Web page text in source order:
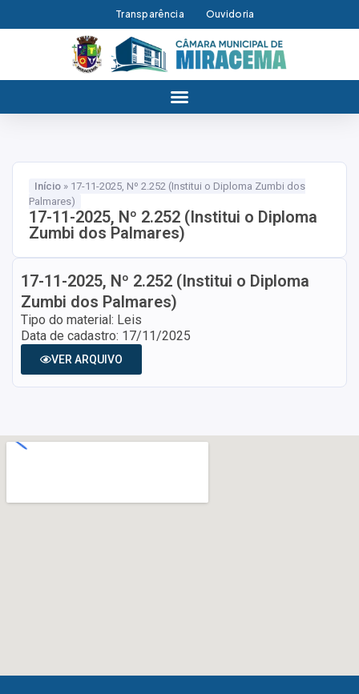
Transparência Ouvidoria
Início » 17-11-2025, Nº 2.252 (Institui o Diploma Zumbi dos
Palmares)
17-11-2025, Nº 2.252 (Institui o Diploma
Zumbi dos Palmares)
17-11-2025, Nº 2.252 (Institui o Diploma
Zumbi dos Palmares)
Tipo do material: Leis
Data de cadastro: 17/11/2025
VER ARQUIVO